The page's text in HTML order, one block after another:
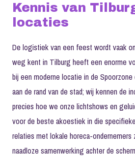
Kennis van
locaties
De logistiek van een feest wordt vaak
weg kent in Tilburg heeft een enorme
bij een moderne locatie in de
aan de rand van de stad; wij kennen de
precies hoe we onze lichtshows en
voor de beste akoestiek in die
relaties met lokale horeca-
naadloze samenwerking achter de